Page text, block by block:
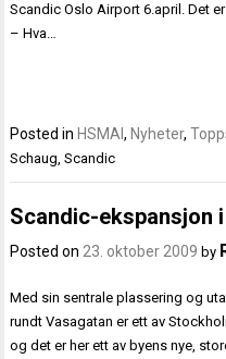
Scandic Oslo Airport 6.april. Det
– Hva…
Posted in HSMAI, Nyheter,
Schaug,Scandic
Scandic-ekspansjon
Posted on 23. oktober 2009 by
Med sin sentrale plassering og
rundt Vasagatan er ett av
og det er her ett av byens nye,